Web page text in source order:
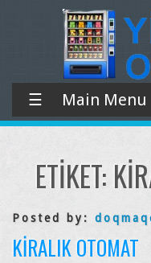
☰ Main Menu
ETIKET:
Posted by:
KIRALIK OTOMAT